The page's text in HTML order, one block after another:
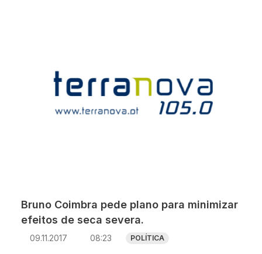
Bruno Coimbra pede plano para minimizar
efeitos de seca severa.
09.11.2017 08:23 POLÍTICA